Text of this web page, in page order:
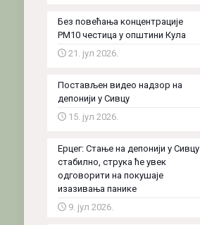
Без повећања концентрације
PM10 честица у општини Кула
21. јул 2026.
Постављен видео надзор на
депонији у Сивцу
15. јул 2026.
Ерцег: Стање на депонији у Сивцу
стабилно, струка ће увек
одговорити на покушаје
изазивања панике
9. јул 2026.